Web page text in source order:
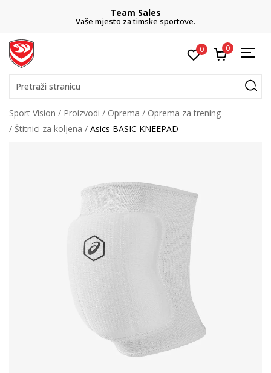
Team Sales
Vaše mjesto za timske sportove.
0 0
Pretraži stranicu
Sport Vision Proizvodi Oprema
Oprema za trening
Štitnici za koljena
Asics BASIC KNEEPAD